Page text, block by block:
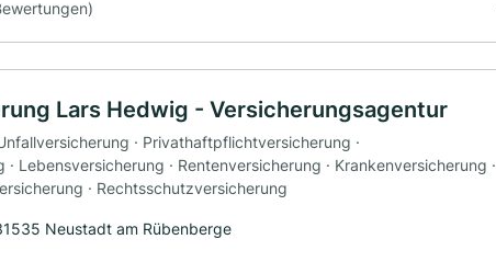
Lars Hedwig - Versicherungsagentur
· Privathaftpflichtversicherung ·
Lebensversicherung · Rentenversicherung · Krankenversicherung ·
· Rechtsschutzversicherung
Neustadt am Rübenberge